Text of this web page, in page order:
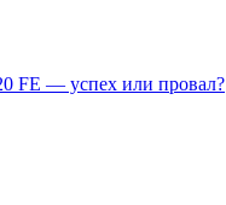
FE — успех или провал?